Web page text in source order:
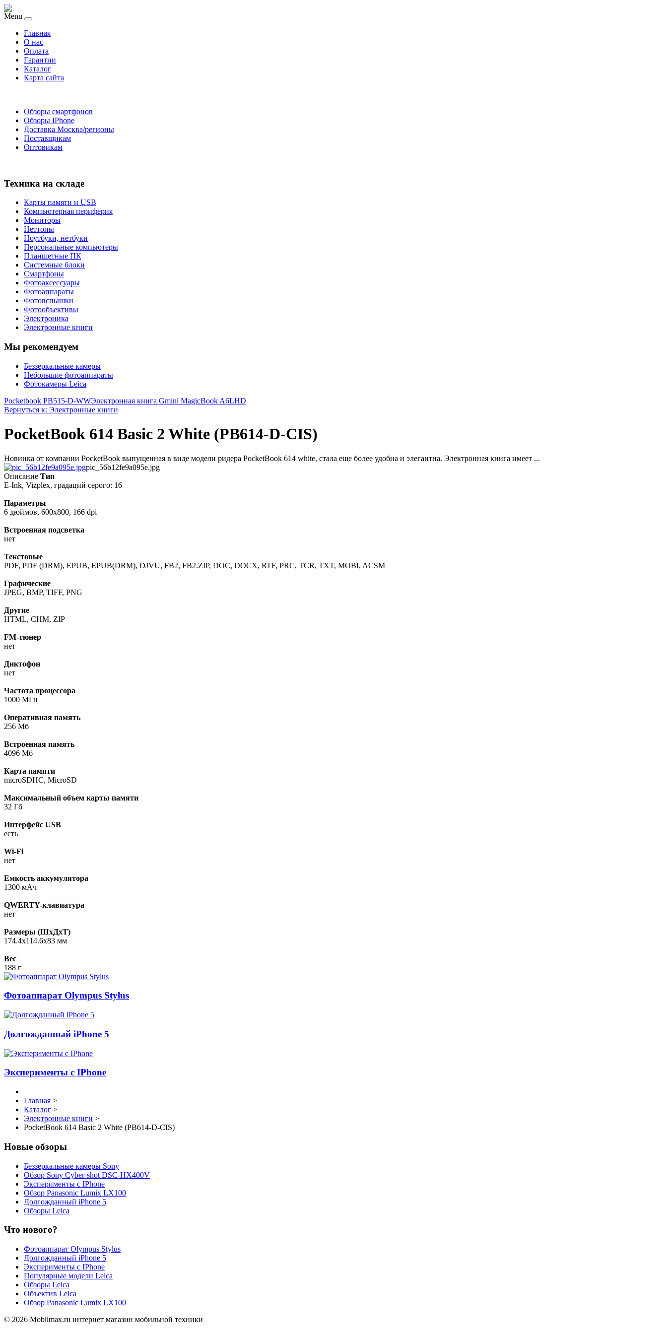
Menu
Главная
O нас
Оплата
Гарантии
Каталог
Карта сайта
Обзоры смартфонов
Обзоры IPhone
Доставка Москва/регионы
Поставщикам
Оптовикам
Техника на складе
Карты памяти и USB
Компьютерная периферия
Мониторы
Неттопы
Ноутбуки, нетбуки
Персональные компьютеры
Планшетные ПК
Системные блоки
Смартфоны
Фотоаксессуары
Фотоаппараты
Фотовспышки
Фотообъективы
Электроника
Электронные книги
Мы рекомендуем
Беззеркальные камеры
Небольшие фотоаппараты
Фотокамеры Leica
Pocketbook PB515-D-WWЭлектронная книга Gmini MagicBook A6LHD
Вернуться к: Электронные книги
PocketBook 614 Basic 2 White (PB614-D-CIS)
Новинка от компании PocketBook выпущенная в виде модели ридера PocketBook 614 white, стала еще более удобна и элегантна. Электронная книга имеет ...
pic_56b12fe9a095e.jpg
Описание Тип
E-Ink, Vizplex, градаций серого: 16
Параметры
6 дюймов, 600x800, 166 dpi
Встроенная подсветка
нет
Текстовые
PDF, PDF (DRM), EPUB, EPUB(DRM), DJVU, FB2, FB2.ZIP, DOC, DOCX, RTF, PRC, TCR, TXT, MOBI, ACSM
Графические
JPEG, BMP, TIFF, PNG
Другие
HTML, CHM, ZIP
FM-тюнер
нет
Диктофон
нет
Частота процессора
1000 МГц
Оперативная память
256 Мб
Встроенная память
4096 Мб
Карта памяти
microSDHC, MicroSD
Максимальный объем карты памяти
32 Гб
Интерфейс USB
есть
Wi-Fi
нет
Емкость аккумулятора
1300 мАч
QWERTY-клавиатура
нет
Размеры (ШxДxT)
174.4х114.6х83 мм
Вес
188 г
Фотоаппарат Olympus Stylus
Долгожданный iPhone 5
Эксперименты с IPhone
Главная >
Каталог >
Электронные книги >
PocketBook 614 Basic 2 White (PB614-D-CIS)
Новые обзоры
Беззеркальные камеры Sony
Обзор Sony Cyber-shot DSC-HX400V
Эксперименты с IPhone
Обзор Panasonic Lumix LX100
Долгожданный iPhone 5
Обзоры Leica
Что нового?
Фотоаппарат Olympus Stylus
Долгожданный iPhone 5
Эксперименты с IPhone
Популярные модели Leica
Обзоры Leica
Объектив Leica
Обзор Panasonic Lumix LX100
© 2026 Mobilmax.ru интернет магазин мобильной техники